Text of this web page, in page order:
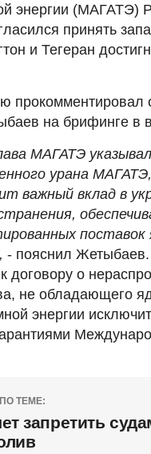
энергии (МАГАТЭ)
принять
и Тегеран
прокомментировал
на брифинге в
МАГАТЭ
урана
важный вклад в
- пояснил Жетыбаев.
договору о
не обладающего
энергии
ТЕМЕ:
запретить